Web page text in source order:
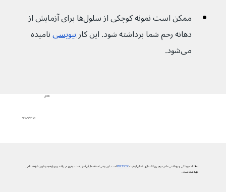
ممکن است نمونه کوچکی از سلول‌ها برای آزمایش از
دهانه رحم شما برداشته شود. این کار بیوپسی نامیده
می‌شود.
چرا انجام می‌شود
بعدی
اطلاعات پزشکی و بهداشتی ما در دیجی‌پزشک دارای نشان کیفیتPIF TICKاست. این یعنی استفاده از آن آسان است، به‌روز می‌باشد و بر پایه جدیدترین شواهد علمی
تهیه شده است.